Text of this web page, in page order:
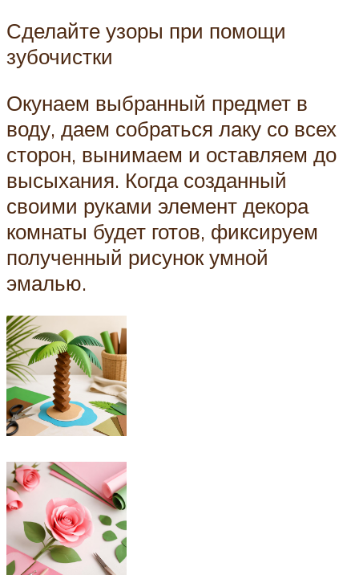
Сделайте узоры при помощи
зубочистки
Окунаем выбранный предмет в
воду, даем собраться лаку со всех
сторон, вынимаем и оставляем до
высыхания. Когда созданный
своими руками элемент декора
комнаты будет готов, фиксируем
полученный рисунок умной
эмалью.